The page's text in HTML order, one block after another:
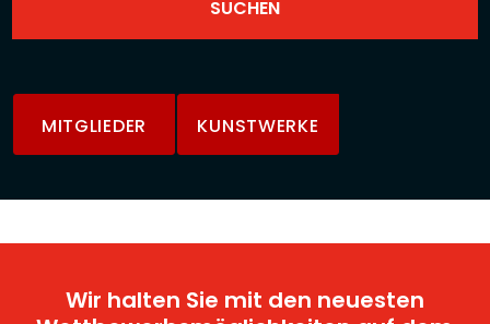
MITGLIEDER KUNSTWERKE
Wir halten Sie mit den neuesten